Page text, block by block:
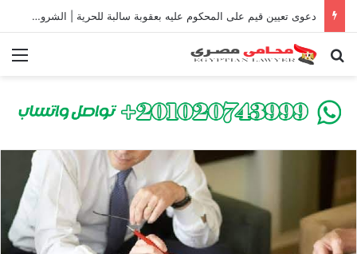
دعوى تعيين قيم على المحكوم عليه بعقوبة سالبة للحرية | الشروط والصيغة القانونية
بحث عن